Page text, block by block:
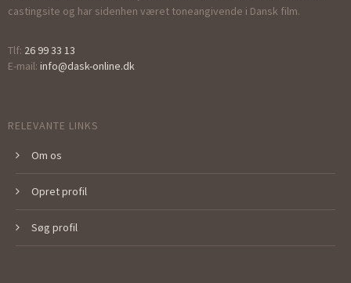
castingsite og har sidenhen været toneangivende i Dansk film.
Tlf: 26 99 33 13
E-mail: info@dask-online.dk
RELEVANTE LINKS
Om os
Opret profil
Søg profil